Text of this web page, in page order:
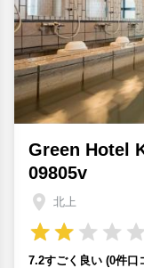
Green Hotel
09805v
北上
7.2すごく良い (0件口